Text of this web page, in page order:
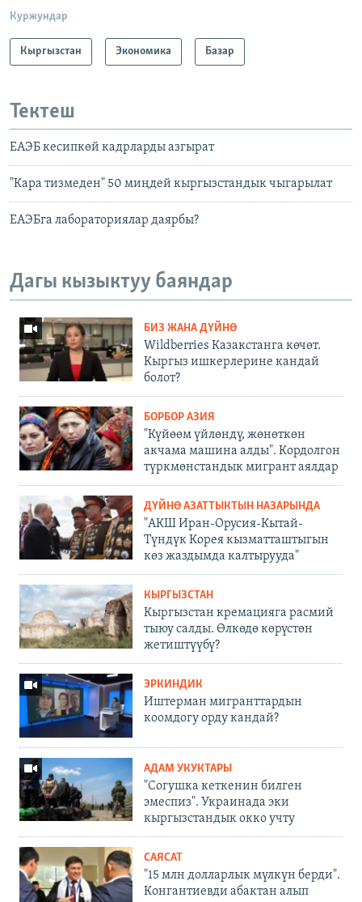
Куржундар
Кыргызстан Экономика Базар
Тектеш
ЕАЭБ кесипкөй кадрларды азгырат
"Кара тизмеден" 50 миңдей кыргызстандык чыгарылат
ЕАЭБга лабораториялар даярбы?
Дагы кызыктуу баяндар
БИЗ ЖАНА ДҮЙНӨ
Wildberries Казакстанга көчөт.
Кыргыз ишкерлерине кандай
болот?
БОРБОР АЗИЯ
"Күйөөм үйлөндү, жөнөткөн
акчама машина алды". Кордолгон
түркмөнстандык мигрант аялдар
ДҮЙНӨ АЗАТТЫКТЫН НАЗАРЫНДА
"АКШ Иран-Орусия-Кытай-
Түндүк Корея кызматташтыгын
көз жаздымда калтырууда"
КЫРГЫЗСТАН
Кыргызстан кремацияга расмий
тыюу салды. Өлкөдө көрүстөн
жетиштүүбү?
ЭРКИНДИК
Иштерман мигранттардын
коомдогу орду кандай?
АДАМ УКУКТАРЫ
"Согушка кеткенин билген
эмеспиз". Украинада эки
кыргызстандык окко учту
САЯСАТ
"15 млн долларлык мүлкүн берди".
Конгантиевди абактан алып